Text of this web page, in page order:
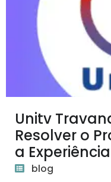
Unitv
Resolver o
a Experiência
blog